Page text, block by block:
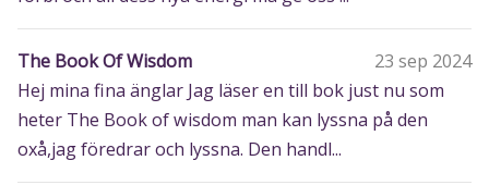
The Book Of Wisdom
23 sep 2024
Hej mina fina änglar Jag läser en till bok just nu som
heter The Book of wisdom man kan lyssna på den
oxå,jag föredrar och lyssna. Den handl...